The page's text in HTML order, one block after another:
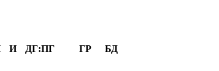
И ДГ:ПГ ГР БД